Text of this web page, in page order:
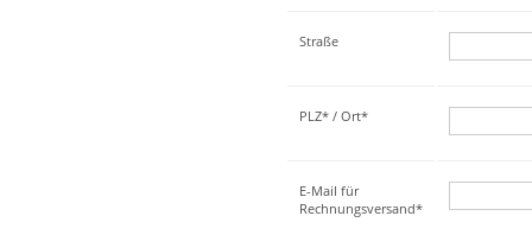
Straße
PLZ* / Ort*
E-Mail für
Rechnungsversand*